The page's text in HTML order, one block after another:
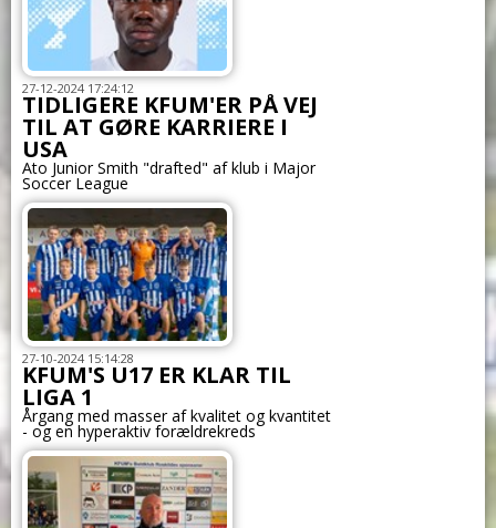
27-12-2024 17:24:12
TIDLIGERE KFUM'ER PÅ VEJ
TIL AT GØRE KARRIERE I
USA
Ato Junior Smith "drafted" af klub i Major
Soccer League
27-10-2024 15:14:28
KFUM'S U17 ER KLAR TIL
LIGA 1
Årgang med masser af kvalitet og kvantitet
- og en hyperaktiv forældrekreds